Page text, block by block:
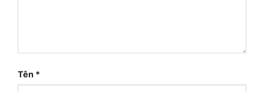
Tên *